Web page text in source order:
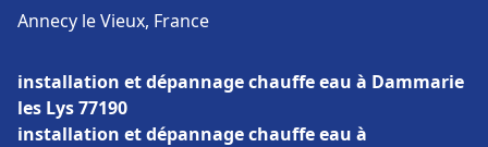
Annecy le Vieux, France
installation et dépannage chauffe eau à Dammarie
les Lys 77190
installation et dépannage chauffe eau à